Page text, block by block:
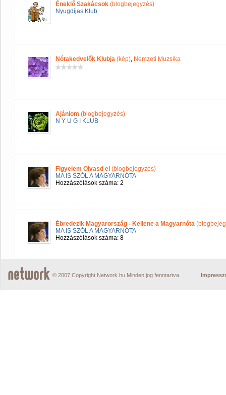
Éneklő Szakácsok (blogbejegyzés)
Nyugdíjas Klub
Nótakedvelők Klubja (kép), Nemzeti Muzsika
Ajánlom (blogbejegyzés)
N Y U G I KLUB
Figyelem Olvasd el (blogbejegyzés)
MA IS SZÓL A MAGYARNÓTA
Hozzászólások száma: 2
Ébredezik Magyarország - Kellene a Magyarnóta
MA IS SZÓL A MAGYARNÓTA
Hozzászólások száma: 8
© 2007 Copyright Network.hu Minden jog fenntartva.